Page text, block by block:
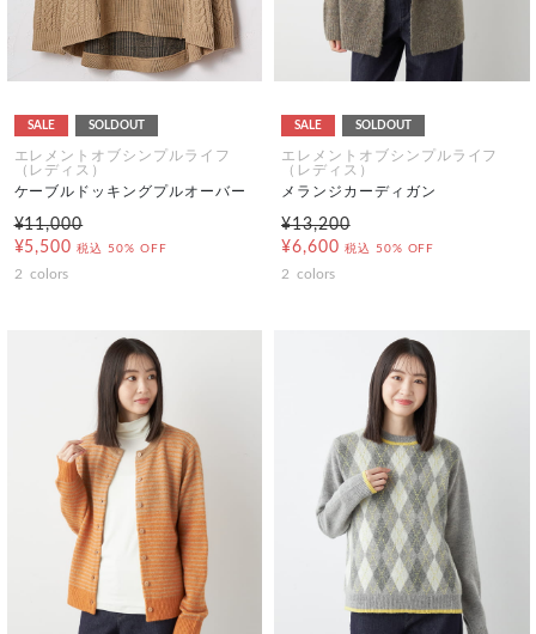
SALE SOLDOUT
エレメントオブシンプルライフ
（レディス）
ケーブルドッキングプルオーバー
¥11,000
¥5,500 税込 50% OFF
2 colors
SALE SOLDOUT
エレメントオブシンプルライフ
（レディス）
メランジカーディガン
¥13,200
¥6,600 税込 50% OFF
2 colors